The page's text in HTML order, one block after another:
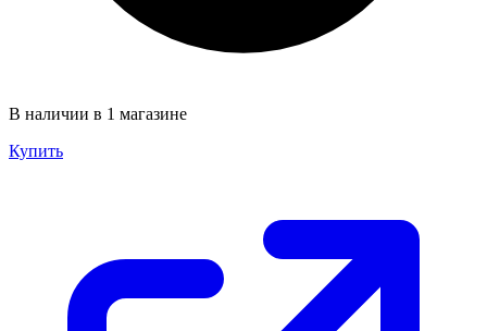
В наличии в 1 магазине
Купить